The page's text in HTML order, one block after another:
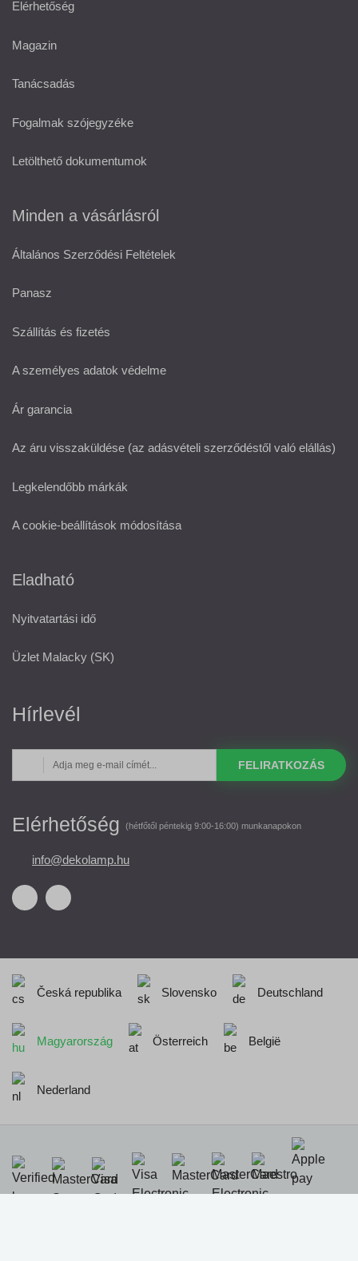
Elérhetőség
Magazin
Tanácsadás
Fogalmak szójegyzéke
Letölthető dokumentumok
Minden a vásárlásról
Általános Szerződési Feltételek
Panasz
Szállítás és fizetés
A személyes adatok védelme
Ár garancia
Az áru visszaküldése (az adásvételi szerződéstől való elállás)
Legkelendőbb márkák
A cookie-beállítások módosítása
Eladható
Nyitvatartási idő
Üzlet Malacky (SK)
Hírlevél
FELIRATKOZÁS
Elérhetőség (hétfőtől péntekig 9:00-16:00) munkanapokon
info@dekolamp.hu
Česká republika Slovensko Deutschland
Magyarország Österreich België
Nederland